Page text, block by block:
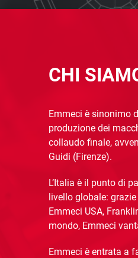
CHI
Emmeci è sinonimo
produzione dei
collaudo finale,
Guidi (Firenze).
L’Italia è il punto di
livello globale:
Emmeci USA,
mondo, Emmeci
Emmeci è entrata a